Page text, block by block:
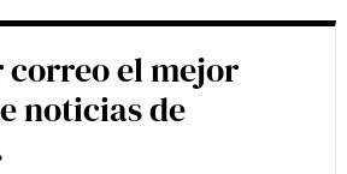
correo el mejor
noticias de